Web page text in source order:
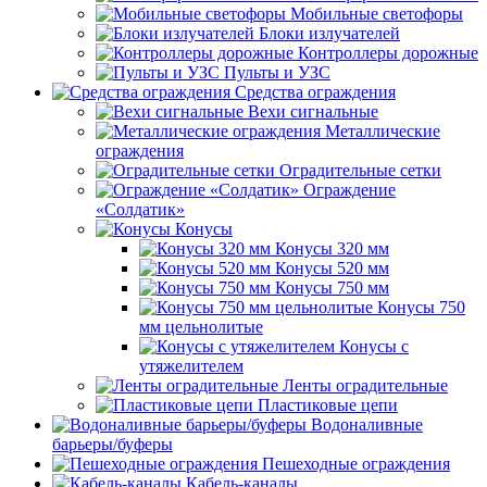
Мобильные светофоры
Блоки излучателей
Контроллеры дорожные
Пульты и УЗС
Средства ограждения
Вехи сигнальные
Металлические
ограждения
Оградительные сетки
Ограждение
«Солдатик»
Конусы
Конусы 320 мм
Конусы 520 мм
Конусы 750 мм
Конусы 750
мм цельнолитые
Конусы с
утяжелителем
Ленты оградительные
Пластиковые цепи
Водоналивные
барьеры/буферы
Пешеходные ограждения
Кабель-каналы